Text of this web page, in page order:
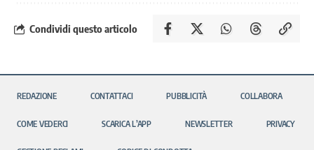
Condividi questo articolo
REDAZIONE CONTATTACI PUBBLICITÀ COLLABORA
COME VEDERCI SCARICA L’APP NEWSLETTER PRIVACY